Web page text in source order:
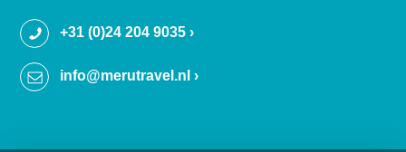
+31 (0)24 204 9035 ›
info@merutravel.nl ›